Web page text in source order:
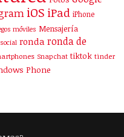
iOS iPad iPhone
móviles Mensajería
ronda ronda de
Snapchat tiktok tinder
Phone